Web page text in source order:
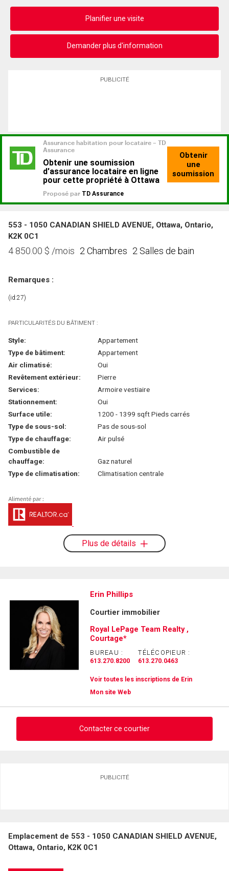
Planifier une visite
Demander plus d'information
PUBLICITÉ
553 - 1050 CANADIAN SHIELD AVENUE, Ottawa, Ontario,
K2K 0C1
4 850.00 $ /mois 2 Chambres 2 Salles de bain
Remarques :
(id:27)
PARTICULARITÉS DU BÂTIMENT :
Style:
Appartement
Type de bâtiment:
Appartement
Air climatisé:
Oui
Revêtement extérieur:
Pierre
Services:
Armoire vestiaire
Stationnement:
Oui
Surface utile:
1200 - 1399 sqft Pieds carrés
Type de sous-sol:
Pas de sous-sol
Type de chauffage:
Air pulsé
Combustible de
chauffage:
Gaz naturel
Type de climatisation:
Climatisation centrale
Plus de détails
Erin Phillips
Courtier immobilier
Royal LePage Team Realty ,
Courtage*
BUREAU :
613.270.8200
TÉLÉCOPIEUR :
613.270.0463
Voir toutes les inscriptions de Erin
Mon site Web
Contacter ce courtier
Téléphone
(Optionnel)
PUBLICITÉ
Emplacement de 553 - 1050 CANADIAN SHIELD AVENUE,
Ottawa, Ontario, K2K 0C1